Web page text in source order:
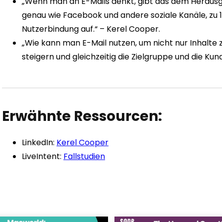
genau wie Facebook und andere soziale Kanäle, zu
Nutzerbindung auf.“ – Kerel Cooper.
„Wie kann man E-Mail nutzen, um nicht nur
steigern und gleichzeitig die Zielgruppe und die
Erwähnte Ressourcen:
LinkedIn: Kerel Cooper
LiveIntent: Fallstudien